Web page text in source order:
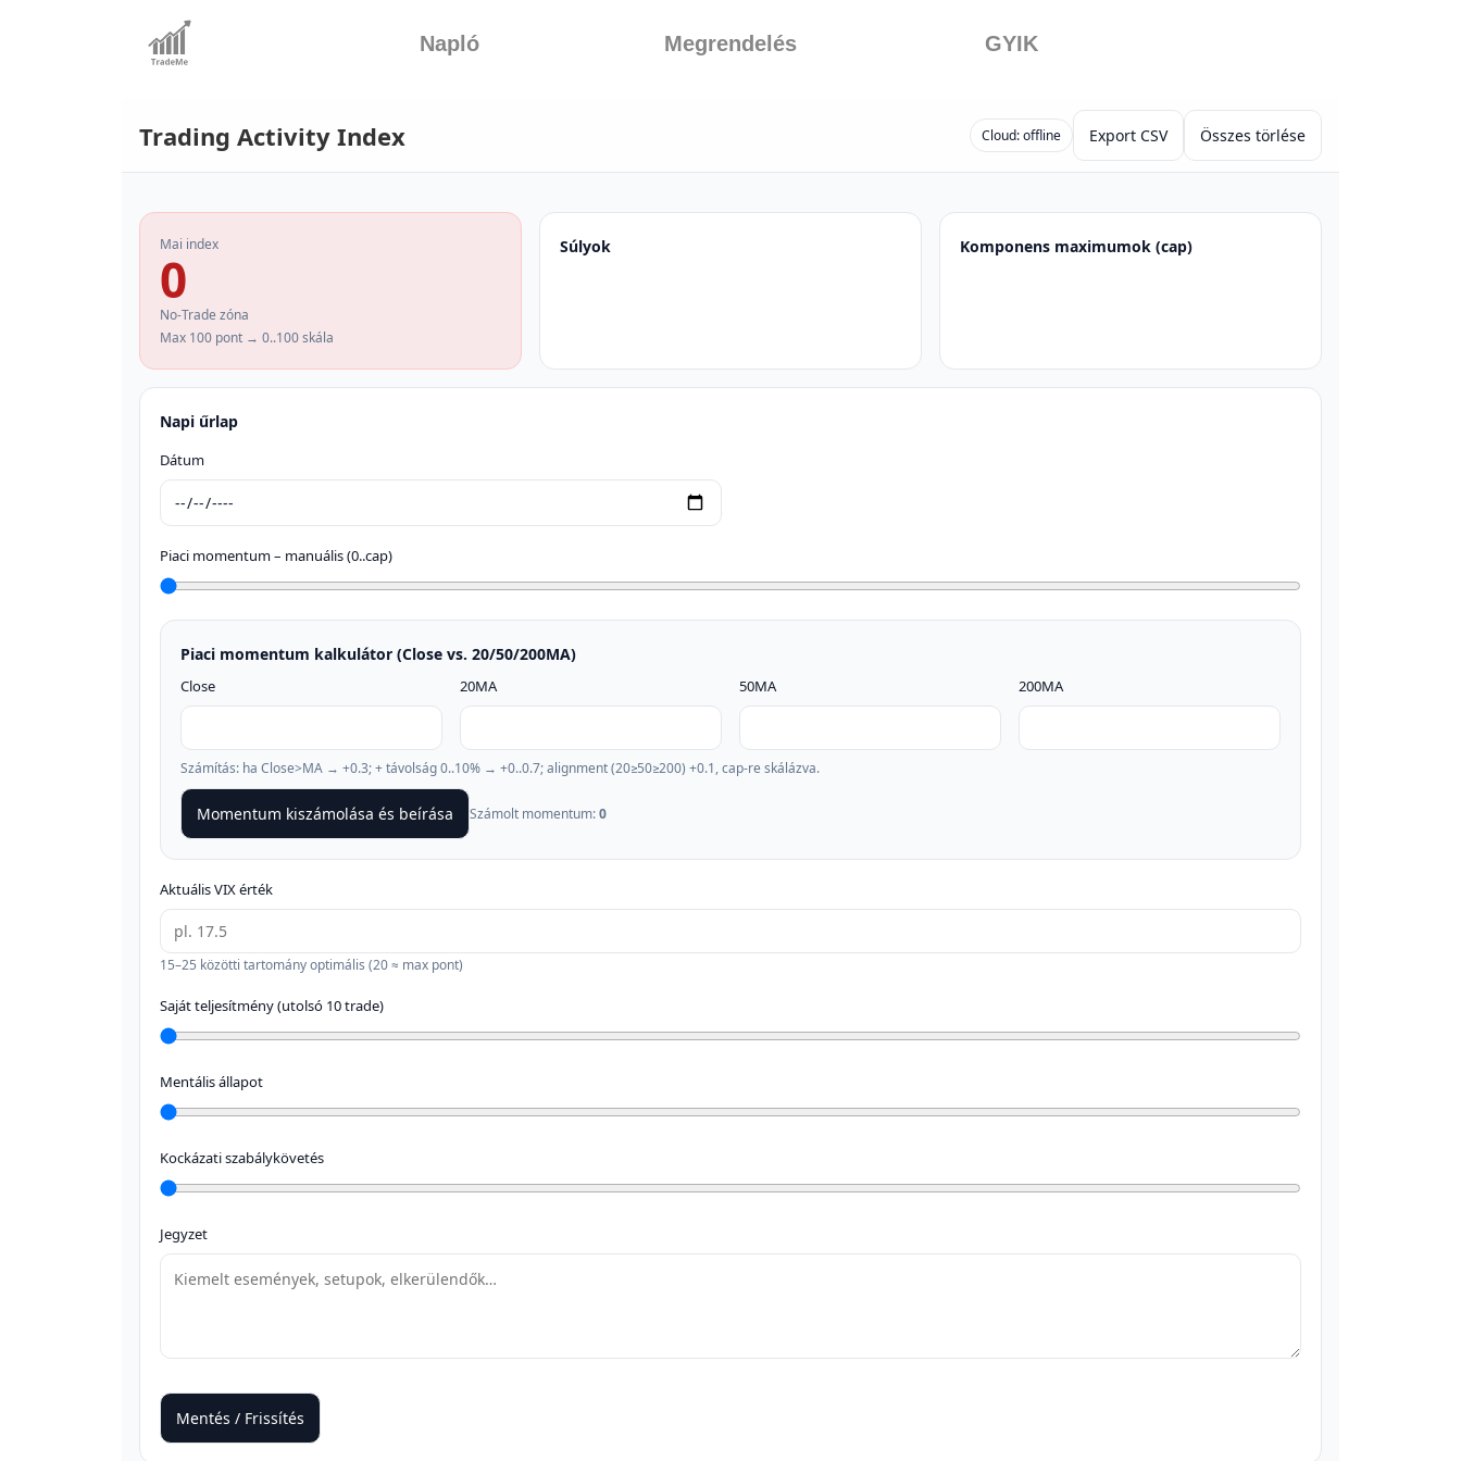
Napló Megrendelés GYIK
Trading Activity Index Cloud: offline Export CSV Összes törlése
Mai index
0
No-Trade zóna
Max 100 pont → 0..100 skála
Súlyok Komponens maximumok (cap)
Napi űrlap
Dátum
Piaci momentum – manuális (0..cap)
Piaci momentum kalkulátor (Close vs. 20/50/200MA)
Close 20MA 50MA 200MA
Számítás: ha Close>MA → +0.3; + távolság 0..10% → +0..0.7; alignment (20≥50≥200) +0.1, cap-re skálázva.
Momentum kiszámolása és beírása Számolt momentum:0
Aktuális VIX érték
15–25 közötti tartomány optimális (20 ≈ max pont)
Saját teljesítmény (utolsó 10 trade)
Mentális állapot
Kockázati szabálykövetés
Jegyzet
Mentés / Frissítés